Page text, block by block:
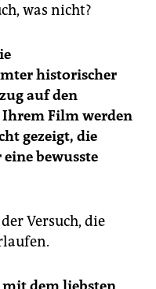
was nicht?
historischer
auf den
Film werden
gezeigt, die
bewusste
Versuch, die